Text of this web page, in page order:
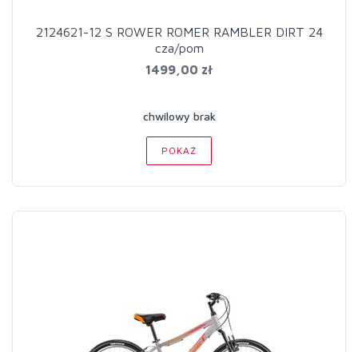
2124621-12 S ROWER ROMER RAMBLER DIRT 24
cza/pom
1499,00 zł
chwilowy brak
POKAŻ